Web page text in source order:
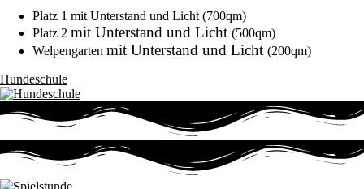
Platz 1 mit Unterstand und Licht (700qm)
Platz 2 mit Unterstand und Licht (500qm)
Welpengarten mit Unterstand und Licht (200qm)
Hundeschule